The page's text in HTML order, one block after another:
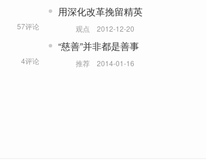
57评论
用深化改革挽留精英
观点 2012-12-20
4评论
“慈善”并非都是善事
推荐 2014-01-16